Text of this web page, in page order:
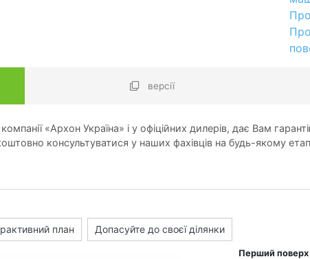
версії
«Архон Україна» і у офіційних дилерів, дає Вам
консультуватися у наших фахівців на будь-якому
план Допасуйте до своєї ділянки
Перший поверх